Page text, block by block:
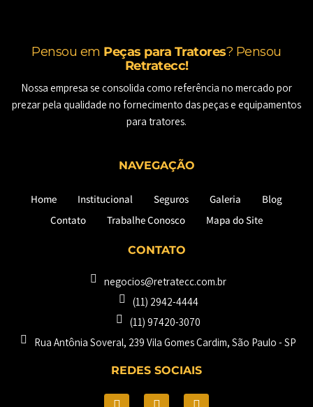
Pensou em Peças para Tratores? Pensou
Retratecc!
Nossa empresa se consolida como referência no mercado por
prezar pela qualidade no fornecimento das peças e equipamentos
para tratores.
NAVEGAÇÃO
Home Institucional Seguros Galeria
Blog
Contato
Trabalhe Conosco Mapa do Site
CONTATO
negocios@retratecc.com.br
(11) 2942-4444
(11) 97420-3070
Rua Antônia Soveral, 239 Vila Gomes Cardim, São Paulo - SP​
REDES SOCIAIS